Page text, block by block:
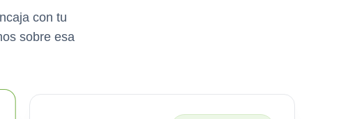
con tu
sobre esa